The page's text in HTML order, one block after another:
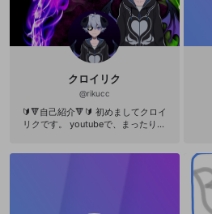
クロイリク
@rikucc
🔰🔻自己紹介🔻🔰 初めましてクロイ
リクです。 youtubeで、まったりゲ